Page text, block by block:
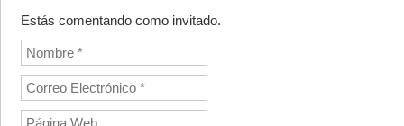
Estás comentando como invitado.